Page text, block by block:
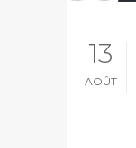
13
AOÛT